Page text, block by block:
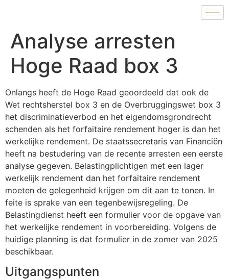
Analyse arresten
Hoge Raad box 3
Onlangs heeft de Hoge Raad geoordeeld dat ook de
Wet rechtsherstel box 3 en de Overbruggingswet box 3
het discriminatieverbod en het eigendomsgrondrecht
schenden als het forfaitaire rendement hoger is dan het
werkelijke rendement. De staatssecretaris van Financiën
heeft na bestudering van de recente arresten een eerste
analyse gegeven. Belastingplichtigen met een lager
werkelijk rendement dan het forfaitaire rendement
moeten de gelegenheid krijgen om dit aan te tonen. In
feite is sprake van een tegenbewijsregeling. De
Belastingdienst heeft een formulier voor de opgave van
het werkelijke rendement in voorbereiding. Volgens de
huidige planning is dat formulier in de zomer van 2025
beschikbaar.
Uitgangspunten